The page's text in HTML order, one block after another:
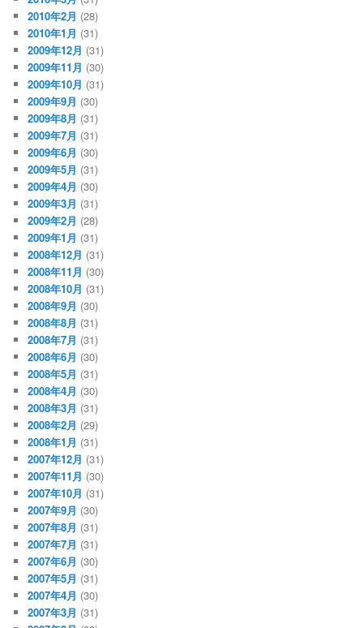
2010年2月 (28)
2010年1月 (31)
2009年12月 (31)
2009年11月 (30)
2009年10月 (31)
2009年9月 (30)
2009年8月 (31)
2009年7月 (31)
2009年6月 (30)
2009年5月 (31)
2009年4月 (30)
2009年3月 (31)
2009年2月 (28)
2009年1月 (31)
2008年12月 (31)
2008年11月 (30)
2008年10月 (31)
2008年9月 (30)
2008年8月 (31)
2008年7月 (31)
2008年6月 (30)
2008年5月 (31)
2008年4月 (30)
2008年3月 (31)
2008年2月 (29)
2008年1月 (31)
2007年12月 (31)
2007年11月 (30)
2007年10月 (31)
2007年9月 (30)
2007年8月 (31)
2007年7月 (31)
2007年6月 (30)
2007年5月 (31)
2007年4月 (30)
2007年3月 (31)